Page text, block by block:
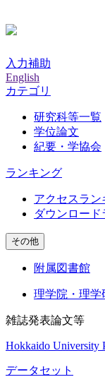
入力補助
English
カテゴリ
研究科等一覧
学位論文
紀要・学協会
ランキング
アクセスラン
ダウンロー
その他
附属図書館
理学院・理学
雑誌発表論文等
Hokkaido University
データセット